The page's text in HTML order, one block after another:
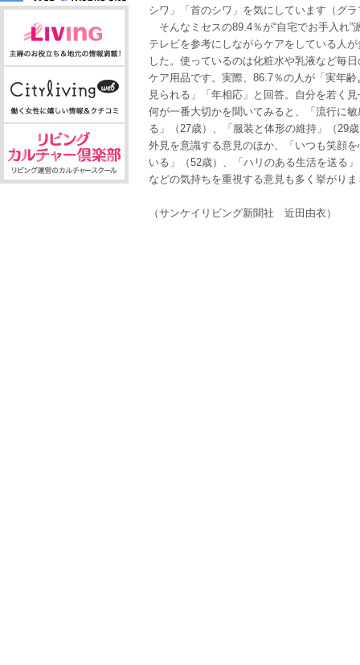
シワ」「首のシワ」を気にしています（グ
そんなミセスの89.4％が“自宅でお手入れ”
テレビを参考にしながらケアをしている人
した。使っているのは化粧水や乳液など毎
ケア用品です。実際、86.7％の人が「実年齢
見られる」「年相応」と回答。自分を若く
何が一番大切かを聞いてみると、「流行に敏
る」（27歳）、「服装と体形の維持」（29
外見を意識する意見のほか、「いつも笑顔
いる」（52歳）、「ハリのある生活を送る
などの気持ちを重視する意見も多く挙がり
（サンケイリビング新聞社 近田由衣）